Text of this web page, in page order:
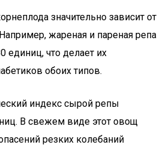
значительно зависит от
жареная и пареная репа
единиц, что делает их
обоих типов.
индекс сырой репы
В свежем виде этот овощ
резких колебаний